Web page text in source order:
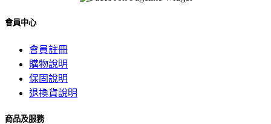
會員中心
會員註冊
購物說明
保固說明
退換貨說明
商品及服務